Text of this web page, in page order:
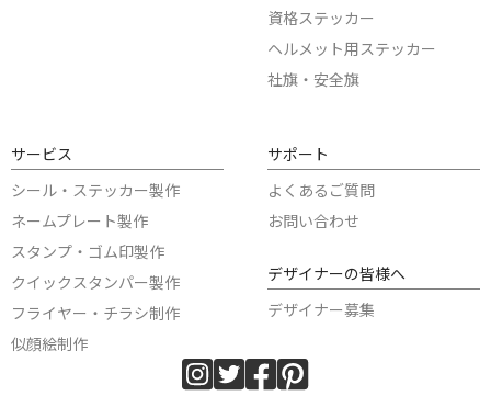
資格ステッカー
ヘルメット用ステッカー
社旗・安全旗
サービス
シール・ステッカー製作
ネームプレート製作
スタンプ・ゴム印製作
クイックスタンパー製作
フライヤー・チラシ制作
似顔絵制作
サポート
よくあるご質問
お問い合わせ
デザイナーの皆様へ
デザイナー募集